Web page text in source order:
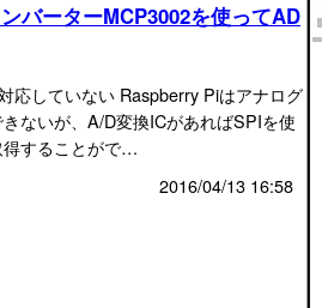
バーターMCP3002を使ってAD
応していない Raspberry Piはアナログ
ないが、A/D変換ICがあればSPIを使
得することがで…
2016/04/13 16:58